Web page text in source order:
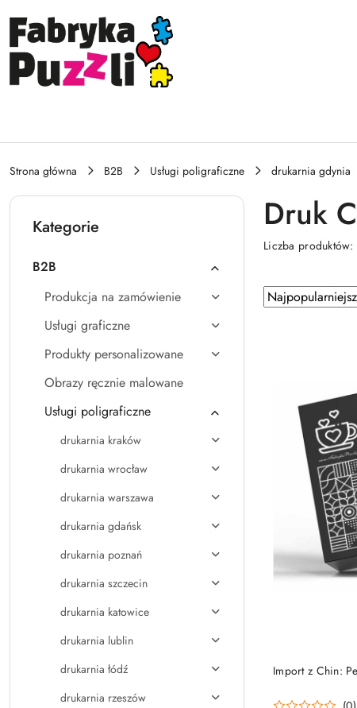
Przejdź do treści głównej
Przejdź do wyszukiwarki
Przejdź do moje konto
Przejdź do menu głównego
Przejdź do stopki
Strona główna B2B Usługi poligraficzne drukarnia gdynia
Kategorie
B2B
Produkcja na zamówienie
Usługi graficzne
Produkty personalizowane
Obrazy ręcznie malowane
Usługi poligraficzne
drukarnia kraków
drukarnia wrocław
drukarnia warszawa
drukarnia gdańsk
drukarnia poznań
drukarnia szczecin
drukarnia katowice
drukarnia lublin
drukarnia łódź
drukarnia rzeszów
Druk
Liczba produktów:
Zastosowano
sortowanie:
Sortuj
według
Import z Chin: